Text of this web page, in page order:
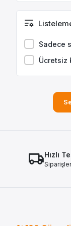
CLİO III
CLIO III 2004-
CLIO IV 2012-
CLIO V 2019-
CONCORDE
FLUENCE
KADJAR
Sadece
Ücretsiz
Hızlı